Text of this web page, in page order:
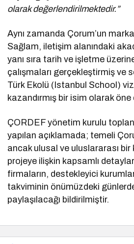
olarak değerlendirilmektedir.”
Aynı zamanda Çorum’un
Sağlam, iletişim alanındaki
yanı sıra tarih ve işletme
çalışmaları gerçekleştirmiş ve
Türk Ekolü (Istanbul School)
kazandırmış bir isim olarak öne
ÇORDEF yönetim kurulu
yapılan açıklamada; temeli
ancak ulusal ve uluslararası
projeye ilişkin kapsamlı
firmaların, destekleyici
takviminin önümüzdeki
paylaşılacağı bildirilmiştir.